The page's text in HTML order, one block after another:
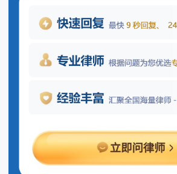
自首是指在司法机关
实，或虽已发现但尚未对
或采取强制措施的情况下
动向公安机关、人民检察
投案，并如实交代自己所